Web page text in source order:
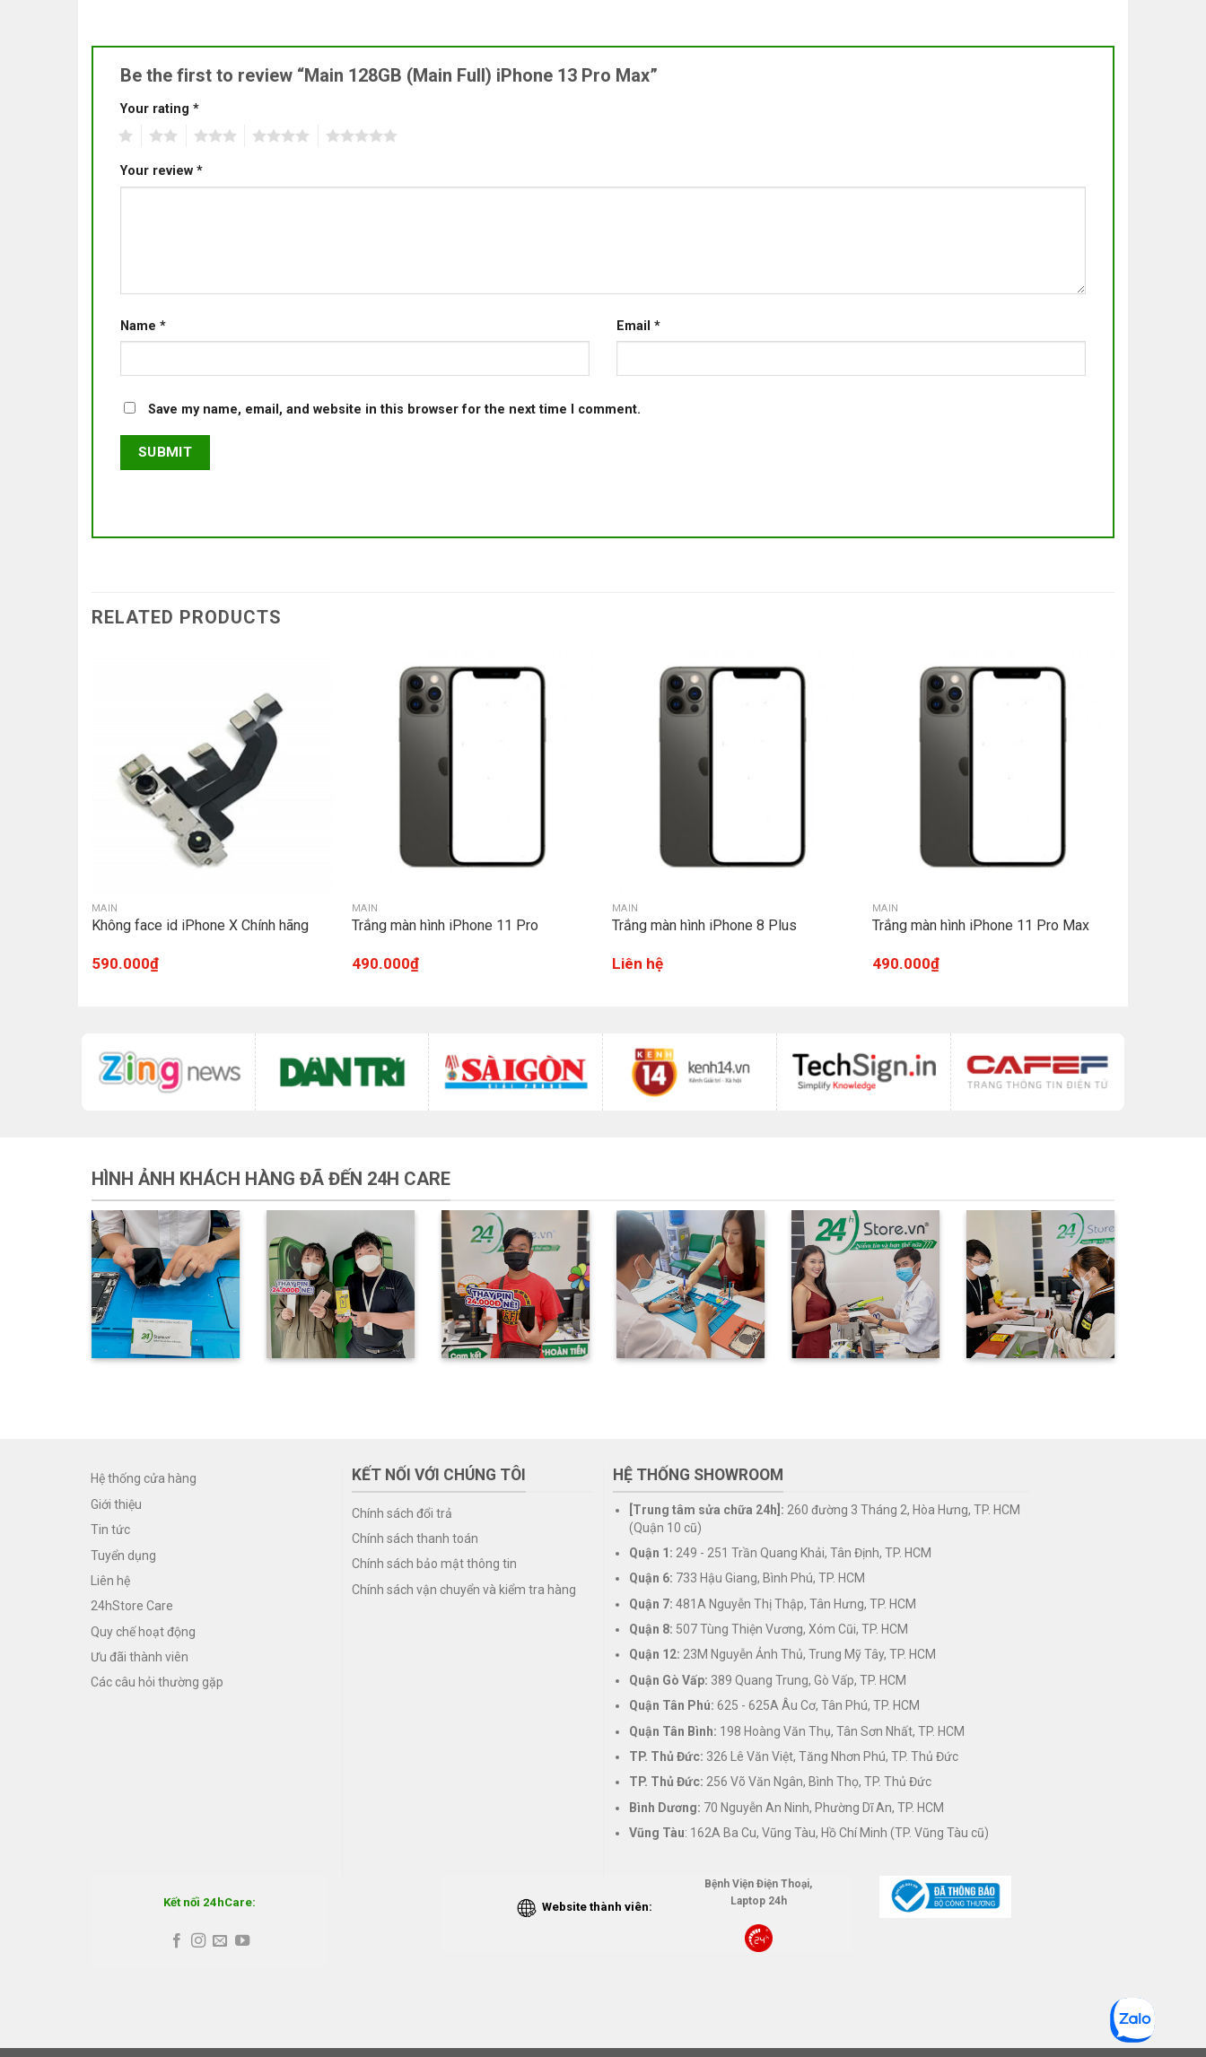
Be the first to review “Main 128GB (Main Full) iPhone 13 Pro Max”
Your rating *
Your review *
Name * Email *
Save my name, email, and website in this browser for the next time I comment.
RELATED PRODUCTS
MAIN
Không face id iPhone X Chính hãng
590.000₫
MAIN
Trắng màn hình iPhone 11 Pro
490.000₫
MAIN
Trắng màn hình iPhone 8 Plus
Liên hệ
MAIN
Trắng màn hình iPhone 11 Pro Max
490.000₫
HÌNH ẢNH KHÁCH HÀNG ĐÃ ĐẾN 24H CARE
Hệ thống cửa hàng
Giới thiệu
Tin tức
Tuyển dụng
Liên hệ
24hStore Care
Quy chế hoạt động
Ưu đãi thành viên
Các câu hỏi thường gặp
KẾT NỐI VỚI CHÚNG TÔI
Chính sách đổi trả
Chính sách thanh toán
Chính sách bảo mật thông tin
Chính sách vận chuyển và kiểm tra hàng
HỆ THỐNG SHOWROOM
[Trung tâm sửa chữa 24h]: 260 đường 3 Tháng 2, Hòa Hưng, TP. HCM
(Quận 10 cũ)
Quận 1: 249 - 251 Trần Quang Khải, Tân Định, TP. HCM
Quận 6: 733 Hậu Giang, Bình Phú, TP. HCM
Quận 7: 481A Nguyễn Thị Thập, Tân Hưng, TP. HCM
Quận 8: 507 Tùng Thiện Vương, Xóm Cũi, TP. HCM
Quận 12: 23M Nguyễn Ảnh Thủ, Trung Mỹ Tây, TP. HCM
Quận Gò Vấp: 389 Quang Trung, Gò Vấp, TP. HCM
Quận Tân Phú: 625 - 625A Âu Cơ, Tân Phú, TP. HCM
Quận Tân Bình: 198 Hoàng Văn Thụ, Tân Sơn Nhất, TP. HCM
TP. Thủ Đức: 326 Lê Văn Việt, Tăng Nhơn Phú, TP. Thủ Đức
TP. Thủ Đức: 256 Võ Văn Ngân, Bình Thọ, TP. Thủ Đức
Bình Dương: 70 Nguyễn An Ninh, Phường Dĩ An, TP. HCM
Vũng Tàu: 162A Ba Cu, Vũng Tàu, Hồ Chí Minh (TP. Vũng Tàu cũ)
Kết nối 24hCare: Website thành viên:
Bệnh Viện Điện Thoại,
Laptop 24h